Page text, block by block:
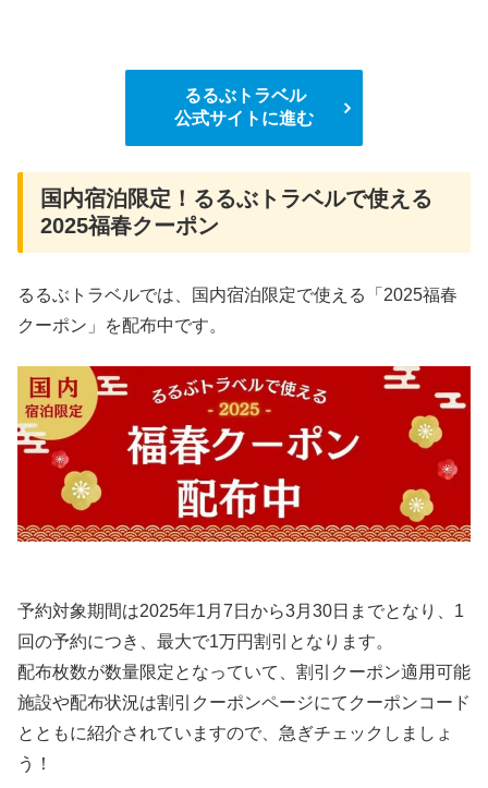
るるぶトラベル
公式サイトに進む
国内宿泊限定！るるぶトラベルで使える
2025福春クーポン
るるぶトラベルでは、国内宿泊限定で使える「2025福春
クーポン」を配布中です。
予約対象期間は2025年1月7日から3月30日までとなり、1
回の予約につき、最大で1万円割引となります。
配布枚数が数量限定となっていて、割引クーポン適用可能
施設や配布状況は割引クーポンページにてクーポンコード
とともに紹介されていますので、急ぎチェックしましょ
う！